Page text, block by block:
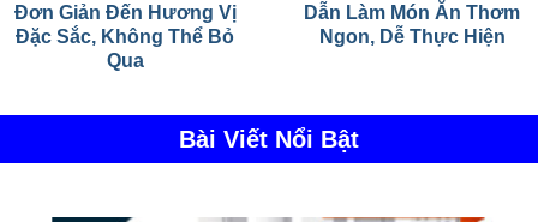
Đơn Giản Đến Hương Vị
Đặc Sắc, Không Thể Bỏ
Qua
Dẫn Làm Món Ăn Thơm
Ngon, Dễ Thực Hiện
Bài Viết Nổi Bật